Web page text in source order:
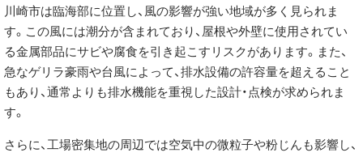
川崎市は臨海部に位置し、風の影響が強い地域が多く見られま
す。この風には潮分が含まれており、屋根や外壁に使用されてい
る金属部品にサビや腐食を引き起こすリスクがあります。また、
急なゲリラ豪雨や台風によって、排水設備の許容量を超えること
もあり、通常よりも排水機能を重視した設計・点検が求められま
す。
さらに、工場密集地の周辺では空気中の微粒子や粉じんも影響し、